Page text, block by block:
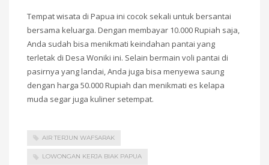
Tempat wisata di Papua ini cocok sekali untuk bersantai
bersama keluarga. Dengan membayar 10.000 Rupiah saja,
Anda sudah bisa menikmati keindahan pantai yang
terletak di Desa Woniki ini. Selain bermain voli pantai di
pasirnya yang landai, Anda juga bisa menyewa saung
dengan harga 50.000 Rupiah dan menikmati es kelapa
muda segar juga kuliner setempat.
AIR TERJUN WAFSARAK
LOWONGAN KERJA BIAK PAPUA